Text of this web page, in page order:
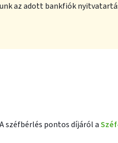
az adott bankfiók
széfbérlés pontos díjáról a